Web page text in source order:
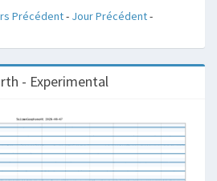
Précédent- Jour Précédent-
- Experimental